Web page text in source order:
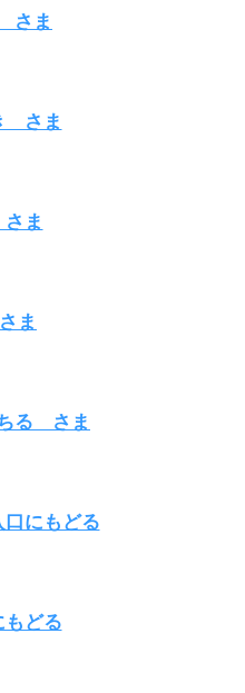
さま
さま
ま
ま
る さま
にもどる
もどる